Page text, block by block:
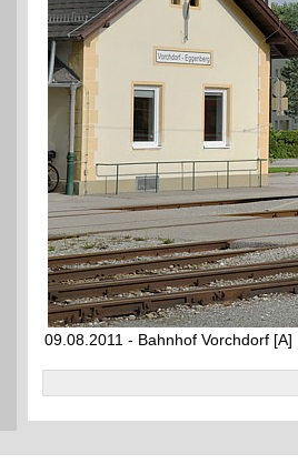
09.08.2011 - Bahnhof Vorchdorf [A]